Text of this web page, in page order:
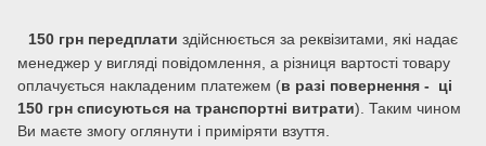
150 грн передплати здійснюється за реквізитами, які надає
менеджер у вигляді повідомлення, а різниця вартості товару
оплачується накладеним платежем (в разі повернення - ці
150 грн списуються на транспортні витрати). Таким чином
Ви маєте змогу оглянути і приміряти взуття.